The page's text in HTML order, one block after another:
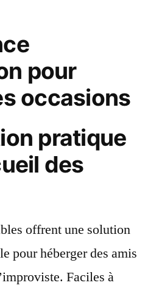
pour
occasions
pratique
des
offrent une solution
pour héberger des amis
Faciles à